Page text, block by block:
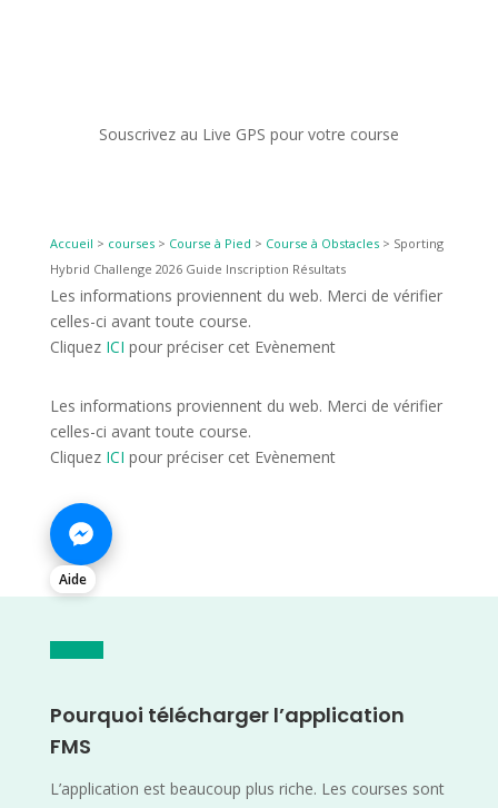
Souscrivez au Live GPS pour votre course
Accueil > courses> Course à Pied > Course à Obstacles> Sporting
Hybrid Challenge 2026 Guide Inscription Résultats
Les informations proviennent du web. Merci de vérifier
celles-ci avant toute course.
Cliquez ICI pour préciser cet Evènement
Les informations proviennent du web. Merci de vérifier
celles-ci avant toute course.
Cliquez ICI pour préciser cet Evènement
Aide
Pourquoi télécharger l’application
FMS
L’application est beaucoup plus riche. Les courses sont